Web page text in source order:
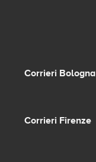
Corrieri Bologna
Corrieri Firenze